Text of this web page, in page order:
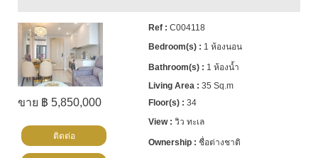
ขาย ฿ 5,850,000
C004118
1 ห้องนอน
1 ห้องน้ำ
35 Sq.m
34
วิว ทะเล
ชื่อต่างชาติ
ติดต่อ